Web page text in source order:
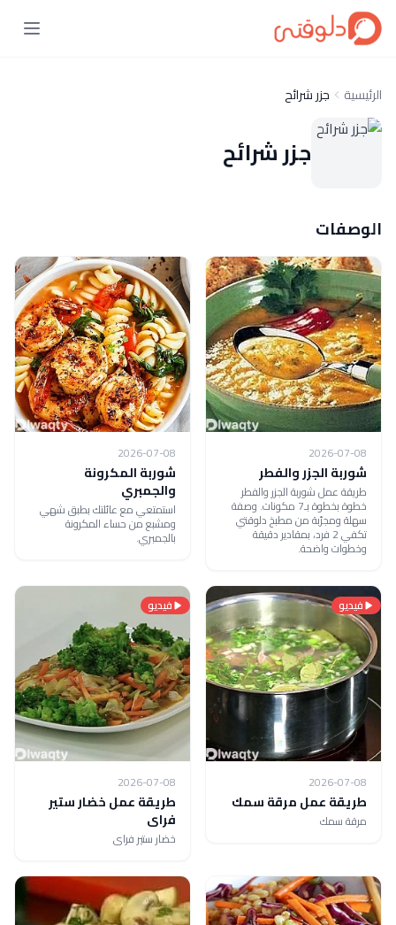
الرئيسية جزر شرائح
جزر شرائح
الوصفات
2026-07-08
شوربة الجزر والفطر
طريقة عمل شوربة الجزر والفطر
خطوة بخطوة بـ7 مكونات. وصفة
سهلة ومجرّبة من مطبخ دلوقتي
تكفي 2 فرد، بمقادير دقيقة
وخطوات واضحة.
2026-07-08
شوربة المكرونة
والجمبري
استمتعي مع عائلتك بطبق شهي
ومشبع من حساء المكرونة
بالجمبري.
فيديو
2026-07-08
طريقة عمل مرقة سمك
مرقة سمك
فيديو
2026-07-08
طريقة عمل خضار ستير
فراى
خضار ستير فراى